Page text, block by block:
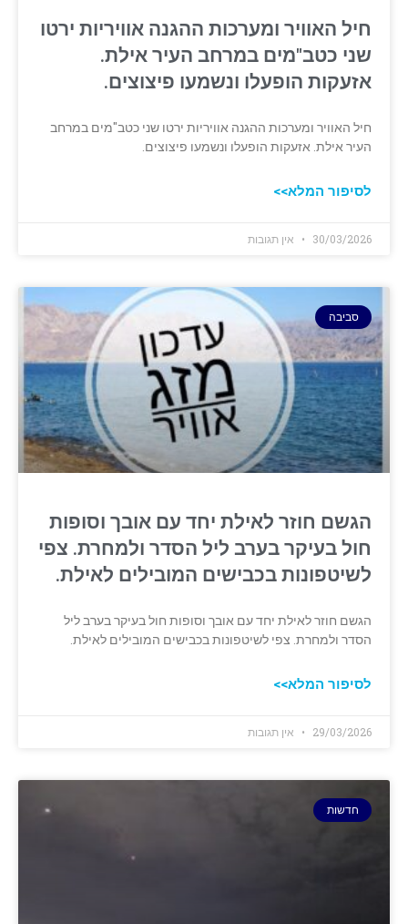
חיל האוויר ומערכות ההגנה אוויריות ירטו
שני כטב"מים במרחב העיר אילת.
אזעקות הופעלו ונשמעו פיצוצים.
חיל האוויר ומערכות ההגנה אוויריות ירטו שני כטב"מים במרחב
העיר אילת. אזעקות הופעלו ונשמעו פיצוצים.
לסיפור המלא>>
30/03/2026 אין תגובות
סביבה
הגשם חוזר לאילת יחד עם אובך וסופות
חול בעיקר בערב ליל הסדר ולמחרת. צפי
לשיטפונות בכבישים המובילים לאילת.
הגשם חוזר לאילת יחד עם אובך וסופות חול בעיקר בערב ליל
הסדר ולמחרת. צפי לשיטפונות בכבישים המובילים לאילת.
לסיפור המלא>>
29/03/2026 אין תגובות
חדשות